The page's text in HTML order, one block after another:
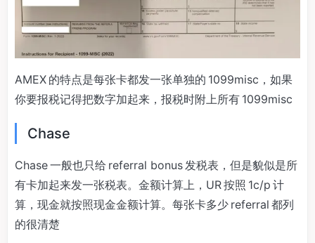
AMEX 的特点是每张卡都发一张单独的 1099misc，如果
你要报税记得把数字加起来，报税时附上所有 1099misc
Chase
Chase 一般也只给 referral bonus 发税表，但是貌似是所
有卡加起来发一张税表。金额计算上，UR 按照 1c/p 计
算，现金就按照现金金额计算。每张卡多少 referral 都列
的很清楚